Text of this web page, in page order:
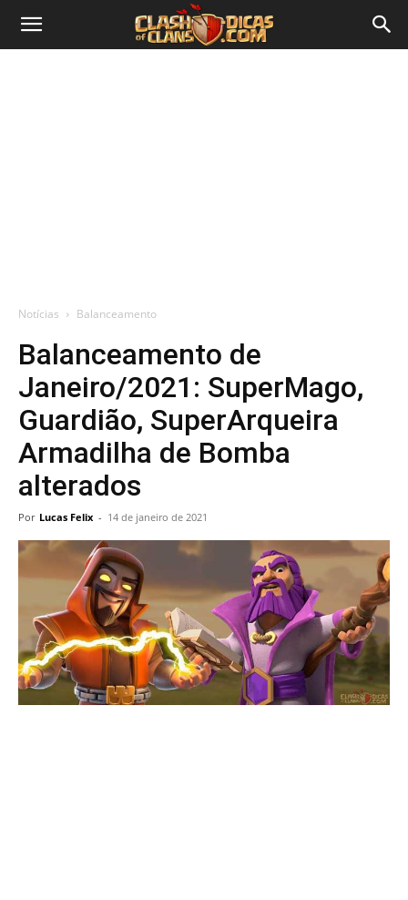
Notícias Balanceamento
Balanceamento de
Janeiro/2021: SuperMago,
Guardião, SuperArqueira
Armadilha de Bomba
alterados
Por Lucas Felix - 14 de janeiro de 2021